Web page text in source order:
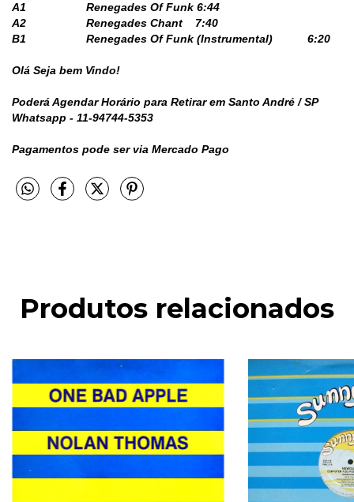
A1
Renegades Of Funk 6:44
A2
Renegades Chant
7:40
B1
Renegades Of Funk (Instrumental) 6:20
Olá Seja bem Vindo!
Poderá Agendar Horário para Retirar em Santo André / SP
Whatsapp - 11-94744-5353
Pagamentos pode ser via Mercado Pago
Produtos relacionados